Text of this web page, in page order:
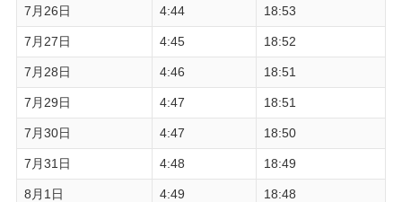
7月26日 4:44 18:53
7月27日 4:45 18:52
7月28日 4:46 18:51
7月29日 4:47 18:51
7月30日 4:47 18:50
7月31日 4:48 18:49
8月1日 4:49 18:48